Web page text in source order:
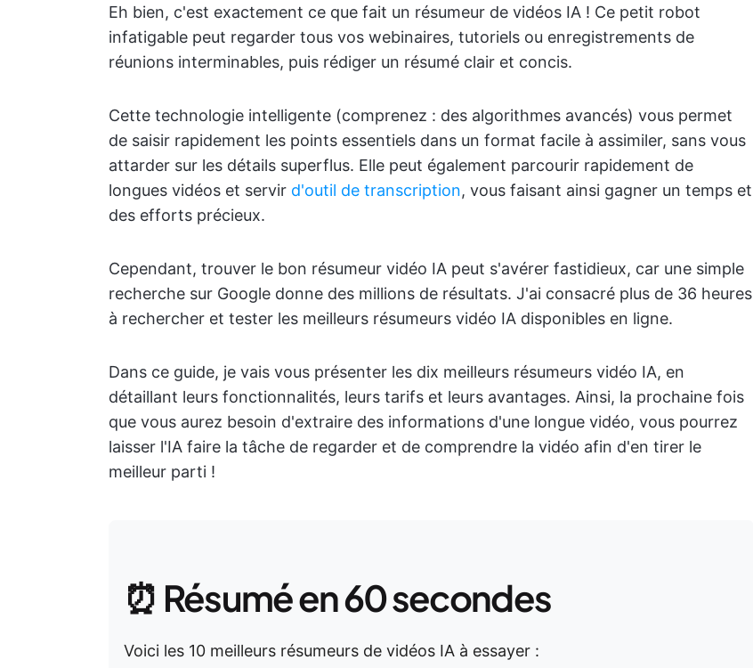
Eh bien, c'est exactement ce que fait un résumeur de vidéos IA ! Ce petit robot
infatigable peut regarder tous vos webinaires, tutoriels ou enregistrements de
réunions interminables, puis rédiger un résumé clair et concis.
Cette technologie intelligente (comprenez : des algorithmes avancés) vous permet
de saisir rapidement les points essentiels dans un format facile à assimiler, sans vous
attarder sur les détails superflus. Elle peut également parcourir rapidement de
longues vidéos et servir d'outil de transcription, vous faisant ainsi gagner un temps et
des efforts précieux.
Cependant, trouver le bon résumeur vidéo IA peut s'avérer fastidieux, car une simple
recherche sur Google donne des millions de résultats. J'ai consacré plus de 36 heures
à rechercher et tester les meilleurs résumeurs vidéo IA disponibles en ligne.
Dans ce guide, je vais vous présenter les dix meilleurs résumeurs vidéo IA, en
détaillant leurs fonctionnalités, leurs tarifs et leurs avantages. Ainsi, la prochaine fois
que vous aurez besoin d'extraire des informations d'une longue vidéo, vous pourrez
laisser l'IA faire la tâche de regarder et de comprendre la vidéo afin d'en tirer le
meilleur parti !
⏰ Résumé en 60 secondes
Voici les 10 meilleurs résumeurs de vidéos IA à essayer :